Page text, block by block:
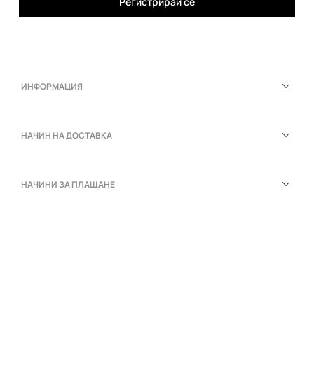
ИНФОРМАЦИЯ
НАЧИН НА ДОСТАВКА
НАЧИНИ ЗА ПЛАЩАНЕ